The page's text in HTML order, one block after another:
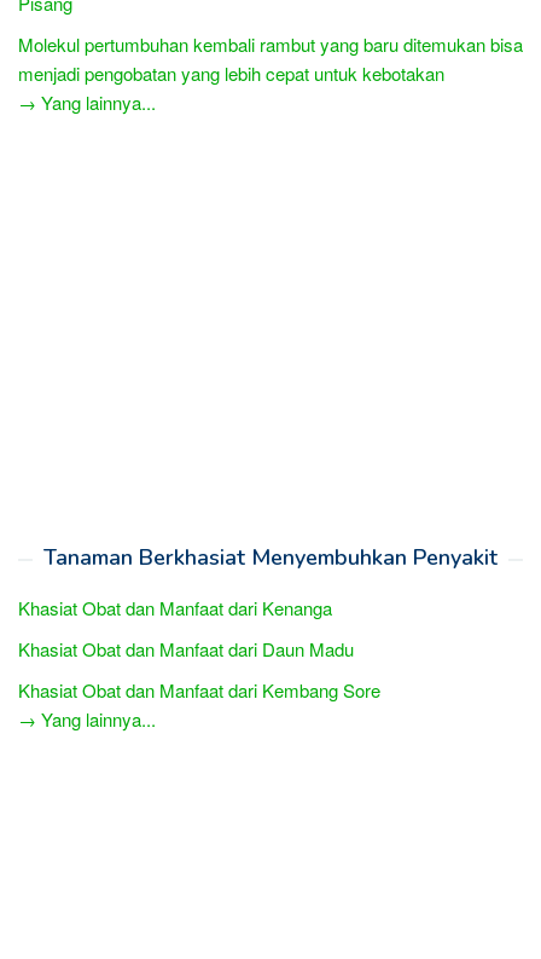
Molekul pertumbuhan kembali rambut yang baru ditemukan bisa
menjadi pengobatan yang lebih cepat untuk kebotakan
→ Yang lainnya...
Tanaman Berkhasiat Menyembuhkan Penyakit
Khasiat Obat dan Manfaat dari Kenanga
Khasiat Obat dan Manfaat dari Daun Madu
Khasiat Obat dan Manfaat dari Kembang Sore
→ Yang lainnya...